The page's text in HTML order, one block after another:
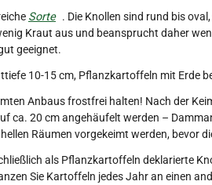
Sorte . Die Knollen sind rund bis
Kraut aus und beansprucht daher
geeignet.
10-15 cm, Pflanzkartoffeln mit Erde
Anbaus frostfrei halten! Nach der
ca. 20 cm angehäufelt werden –
Räumen vorgekeimt werden, bevor
als Pflanzkartoffeln deklarierte
Sie Kartoffeln jedes Jahr an einen